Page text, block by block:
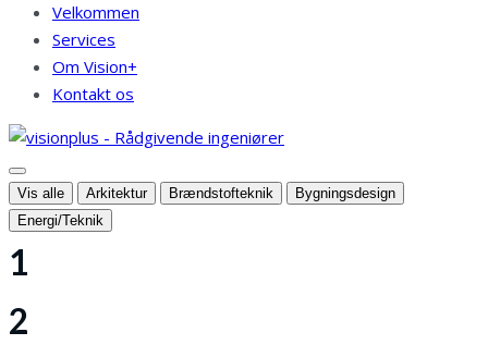
Velkommen
Services
Om Vision+
Kontakt os
Vis alle Arkitektur Brændstofteknik
Bygningsdesign
Energi/Teknik
1
2